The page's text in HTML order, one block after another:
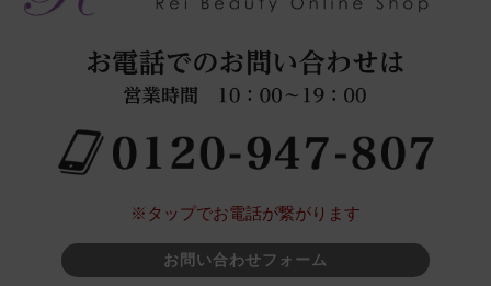
※タップでお電話が繋がります
お問い合わせフォーム